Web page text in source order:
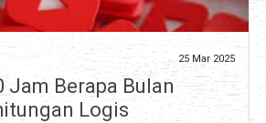
25 Mar 2025
Jam Berapa Bulan
Logis